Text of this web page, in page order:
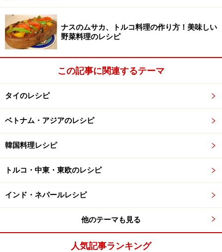
ナスのムサカ、トルコ料理の作り方！美味しい
野菜料理のレシピ
この記事に関連するテーマ
タイのレシピ
ベトナム・アジアのレシピ
韓国料理レシピ
トルコ・中東・東欧のレシピ
インド・ネパールレシピ
他のテーマも見る
人気記事ランキング